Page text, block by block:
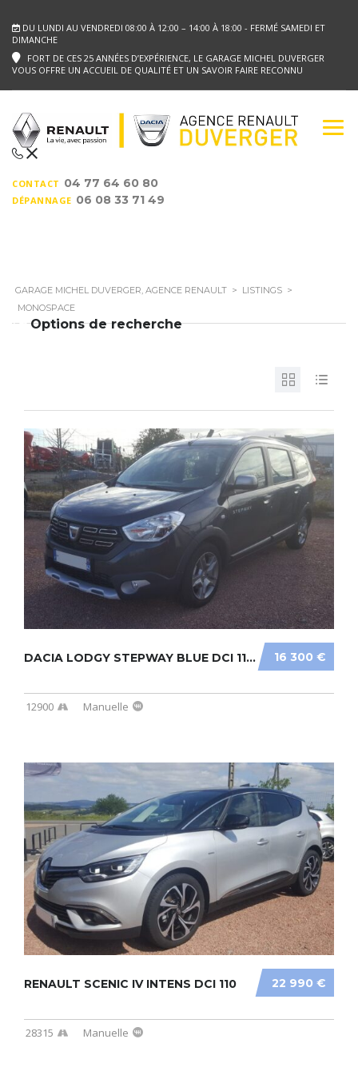
DU LUNDI AU VENDREDI 08:00 À 12:00 – 14:00 À 18:00 - FERMÉ SAMEDI ET
DIMANCHE
FORT DE CES 25 ANNÉES D’EXPÉRIENCE, LE GARAGE MICHEL DUVERGER
VOUS OFFRE UN ACCUEIL DE QUALITÉ ET UN SAVOIR FAIRE RECONNU
CONTACT 04 77 64 60 80
DÉPANNAGE 06 08 33 71 49
GARAGE MICHEL DUVERGER, AGENCE RENAULT > LISTINGS >
MONOSPACE
Options de recherche
16 300 €
DACIA LODGY STEPWAY BLUE DCI 115 7 PLACES...
12900 Manuelle
22 990 €
RENAULT SCENIC IV INTENS DCI 110
28315 Manuelle